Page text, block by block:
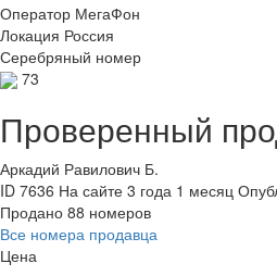
Оператор МегаФон
Локация Россия
Серебряный номер
73
Проверенный
Аркадий Равилович Б.
ID 7636 На сайте 3 года 1 месяц
Продано 88 номеров
Все номера продавца
Цена